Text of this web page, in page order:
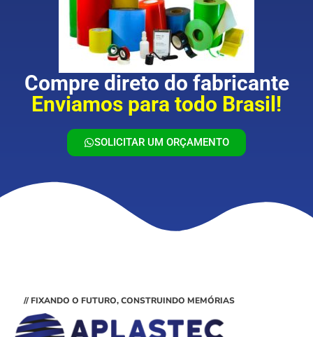
Compre direto do fabricante
Enviamos para todo Brasil!
SOLICITAR UM ORÇAMENTO
// FIXANDO O FUTURO, CONSTRUINDO MEMÓRIAS